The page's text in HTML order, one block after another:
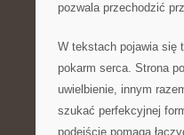
pozwala przechodzić
W tekstach pojawia się
pokarm serca. Strona
uwielbienie, innym
szukać perfekcyjnej
podejście pomaga